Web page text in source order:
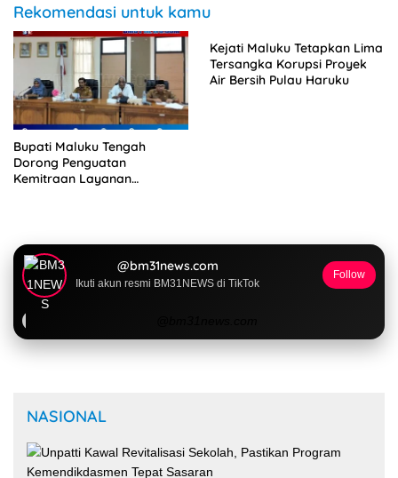
Rekomendasi untuk kamu
Bupati Maluku Tengah
Dorong Penguatan
Kemitraan Layanan
Kejati Maluku Tetapkan Lima
Tersangka Korupsi Proyek
Air Bersih Pulau Haruku
@bm31news.com
Ikuti akun resmi BM31NEWS di TikTok
Follow
NASIONAL